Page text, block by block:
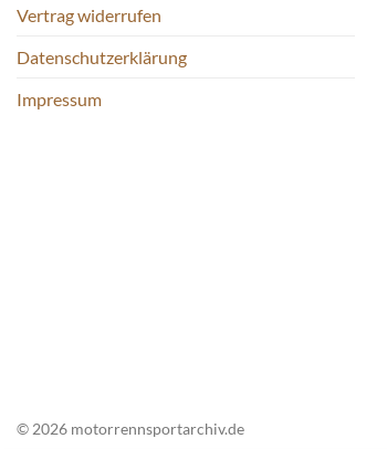
werden
Vertrag widerrufen
Datenschutzerklärung
Impressum
© 2026 motorrennsportarchiv.de